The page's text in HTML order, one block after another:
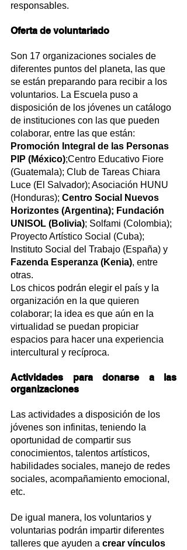
responsables.
Oferta de voluntariado
Son 17 organizaciones sociales de
diferentes puntos del planeta, las que
se están preparando para recibir a los
voluntarios. La Escuela puso a
disposición de los jóvenes un catálogo
de instituciones con las que pueden
colaborar, entre las que están:
Promoción Integral de las Personas
PIP (México);Centro Educativo Fiore
(Guatemala); Club de Tareas Chiara
Luce (El Salvador); Asociación HUNU
(Honduras); Centro Social Nuevos
Horizontes (Argentina); Fundación
UNISOL (Bolivia); Solfami (Colombia);
Proyecto Artístico Social (Cuba);
Instituto Social del Trabajo (España) y
Fazenda Esperanza (Kenia), entre
otras.
Los chicos podrán elegir el país y la
organización en la que quieren
colaborar; la idea es que aún en la
virtualidad se puedan propiciar
espacios para hacer una experiencia
intercultural y recíproca.
Actividades para donarse a las
organizaciones
Las actividades a disposición de los
jóvenes son infinitas, teniendo la
oportunidad de compartir sus
conocimientos, talentos artísticos,
habilidades sociales, manejo de redes
sociales, acompañamiento emocional,
etc.
De igual manera, los voluntarios y
voluntarias podrán impartir diferentes
talleres que ayuden a crear vínculos